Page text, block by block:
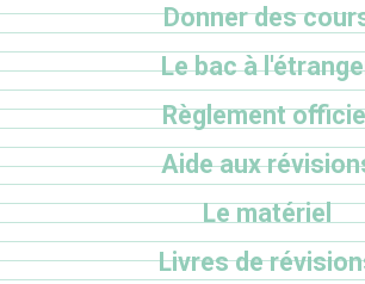
Donner des
Le bac à
Règlement
Aide aux
Le matériel
Livres de